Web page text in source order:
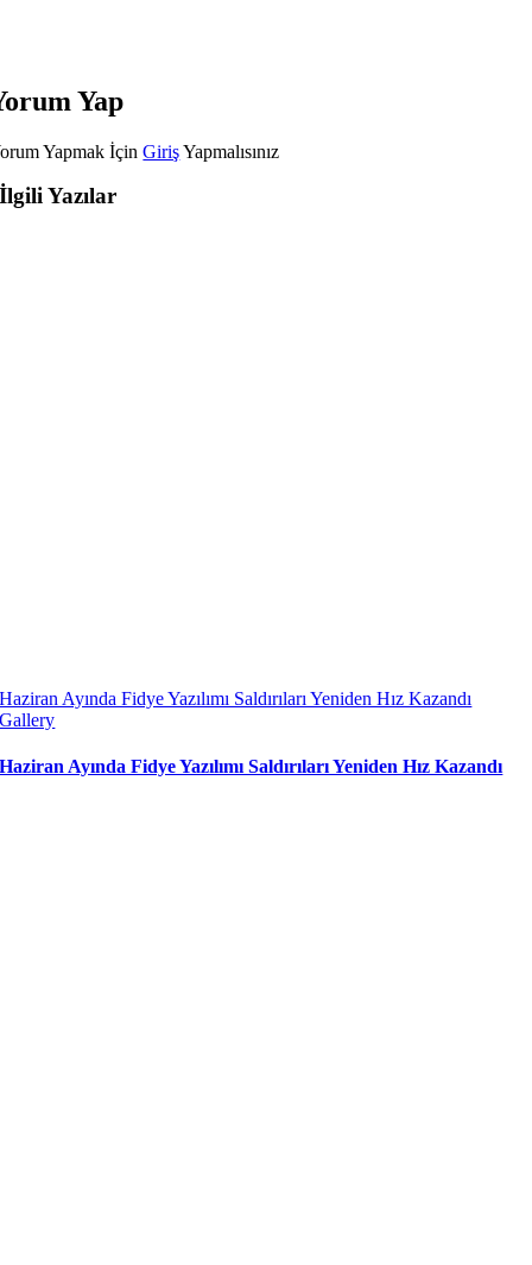
Yap
Yapmak İçinGirişYapmalısınız
İlgili Yazılar
Haziran Ayında Fidye Yazılımı Saldırıları Yeniden Hız Kazandı
Gallery
Haziran Ayında Fidye Yazılımı Saldırıları Yeniden Hız Kazandı